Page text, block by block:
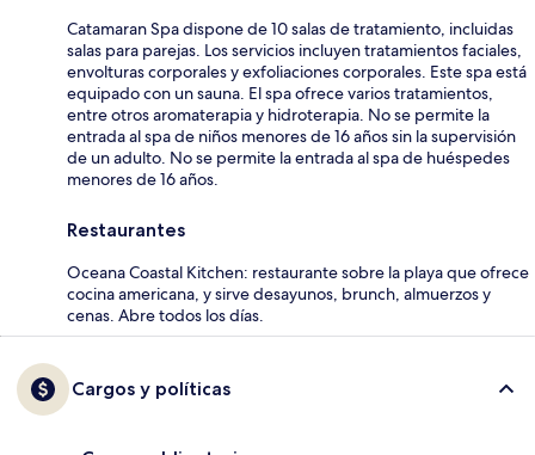
Catamaran Spa dispone de 10 salas de tratamiento, incluidas
salas para parejas. Los servicios incluyen tratamientos faciales,
envolturas corporales y exfoliaciones corporales. Este spa está
equipado con un sauna. El spa ofrece varios tratamientos,
entre otros aromaterapia y hidroterapia. No se permite la
entrada al spa de niños menores de 16 años sin la supervisión
de un adulto. No se permite la entrada al spa de huéspedes
menores de 16 años.
Restaurantes
Oceana Coastal Kitchen: restaurante sobre la playa que ofrece
cocina americana, y sirve desayunos, brunch, almuerzos y
cenas. Abre todos los días.
Cargos y políticas